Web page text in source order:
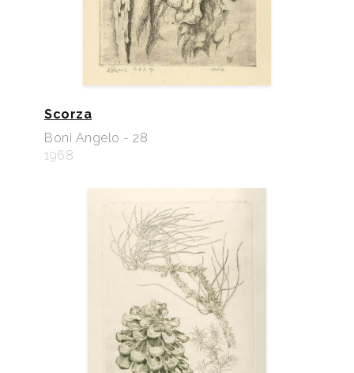
Scorza
Boni Angelo - 28
1968